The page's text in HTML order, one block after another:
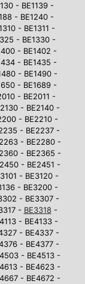
- BE1139 -
- BE1240 -
- BE1311 -
- BE1330 -
- BE1402 -
- BE1435 -
- BE1490 -
- BE1689 -
- BE2011 -
- BE2140 -
- BE2210 -
- BE2237 -
- BE2280 -
- BE2365 -
- BE2451 -
- BE3120 -
- BE3200 -
- BE3307 -
- BE3318-
- BE4133 -
- BE4337 -
- BE4377 -
- BE4513 -
- BE4623 -
- BE4672 -